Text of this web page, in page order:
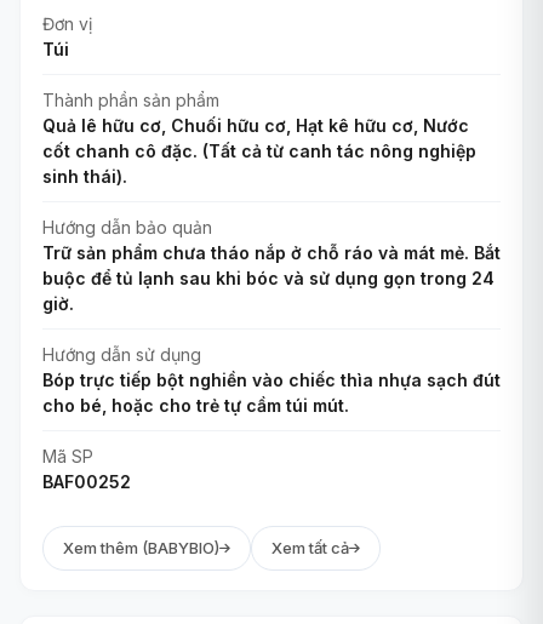
Đơn vị
Túi
Thành phần sản phẩm
Quả lê hữu cơ, Chuối hữu cơ, Hạt kê hữu cơ, Nước
cốt chanh cô đặc. (Tất cả từ canh tác nông nghiệp
sinh thái).
Hướng dẫn bảo quản
Trữ sản phẩm chưa tháo nắp ở chỗ ráo và mát mẻ. Bắt
buộc để tủ lạnh sau khi bóc và sử dụng gọn trong 24
giờ.
Hướng dẫn sử dụng
Bóp trực tiếp bột nghiền vào chiếc thìa nhựa sạch đút
cho bé, hoặc cho trẻ tự cầm túi mút.
Mã SP
BAF00252
Xem thêm (BABYBIO) Xem tất cả